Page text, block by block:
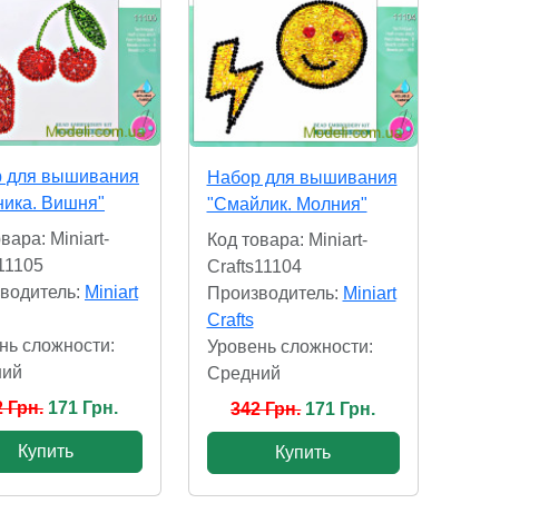
для вышивания
Вишня"
Miniart-
Miniart
сложности:
Грн. 171 Грн.
Купить
Набор для вышивания
"Смайлик. Молния"
Код товара: Miniart-
Crafts11104
Производитель: Miniart
Crafts
Уровень сложности:
Cредний
342 Грн. 171 Грн.
Купить